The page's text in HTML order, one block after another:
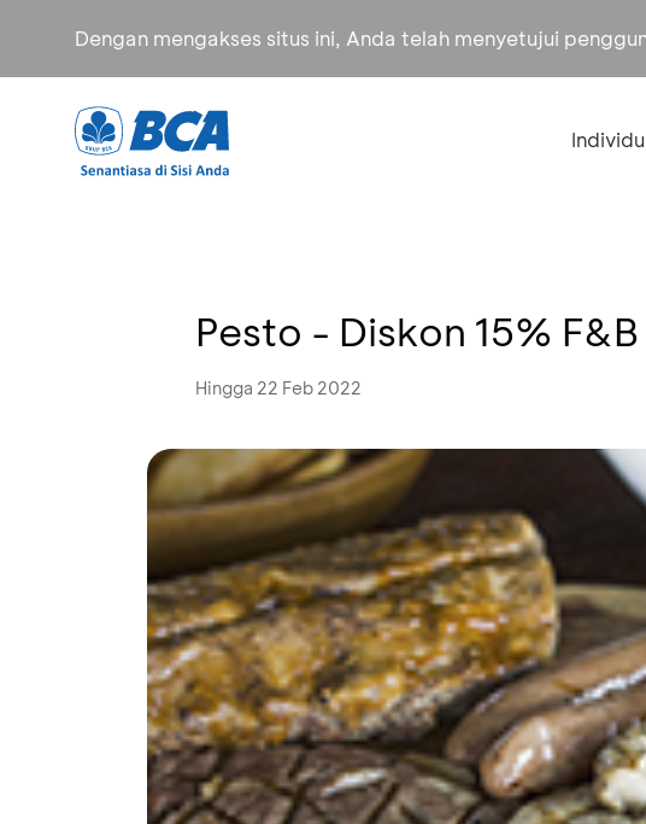
Dengan mengakses situs ini, Anda telah menyetujui
Individu
Pesto - Diskon 15% F&B
Hingga 22 Feb 2022